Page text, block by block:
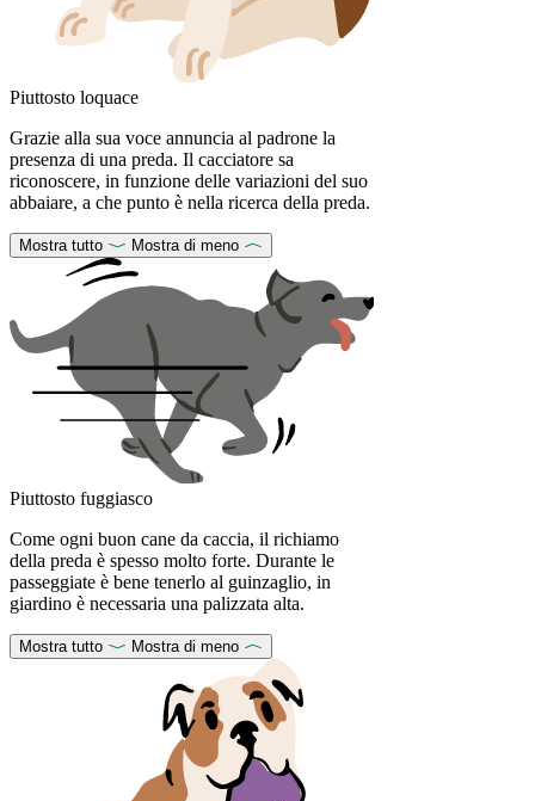
Piuttosto loquace
Grazie alla sua voce annuncia al padrone la
presenza di una preda. Il cacciatore sa
riconoscere, in funzione delle variazioni del suo
abbaiare, a che punto è nella ricerca della preda.
Mostra tutto Mostra di meno
Piuttosto fuggiasco
Come ogni buon cane da caccia, il richiamo
della preda è spesso molto forte. Durante le
passeggiate è bene tenerlo al guinzaglio, in
giardino è necessaria una palizzata alta.
Mostra tutto Mostra di meno